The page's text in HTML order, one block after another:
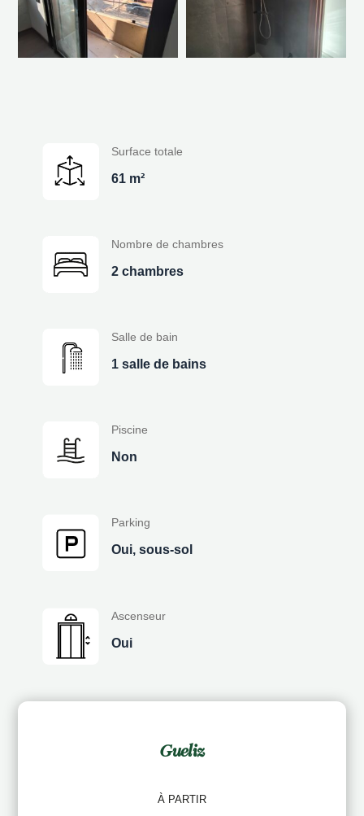
Surface totale
61 m²
Nombre de chambres
2 chambres
Salle de bain
1 salle de bains
Piscine
Non
Parking
Oui, sous-sol
Ascenseur
Oui
Gueliz
À PARTIR